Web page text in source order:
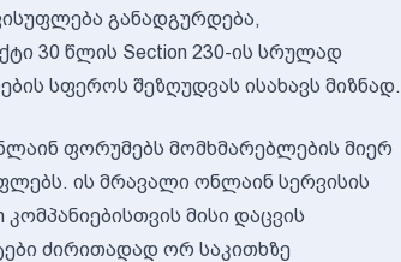
განადგურდება,
30 წლის Section 230-ის სრულად
სფეროს შეზღუდვას ისახავს მიზნად.
ფორუმებს მომხმარებლების მიერ
ის მრავალი ონლაინ სერვისის
მისი დაცვის
ძირითადად ორ საკითხზე